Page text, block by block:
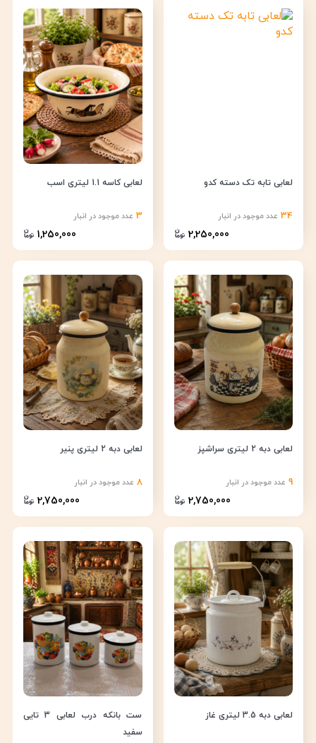
34 عدد موجود در انبار
لعابی تابه تک دسته کدو
2,250,000
3 عدد موجود در انبار
لعابی کاسه 1.1 لیتری اسب
1,250,000
9 عدد موجود در انبار
لعابی دبه 2 لیتری سراشپز
2,750,000
8 عدد موجود در انبار
لعابی دبه 2 لیتری پنیر
2,750,000
لعابی دبه 3.5 لیتری غاز
ست بانکه درب لعابی 3 تایی
سفید